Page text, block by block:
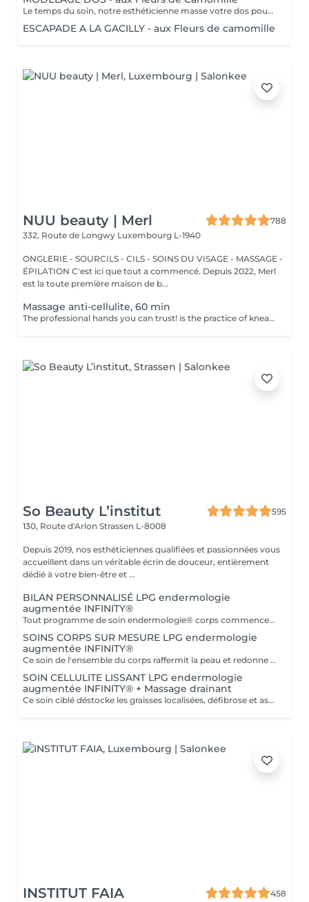
Le temps du soin, notre esthéticienne masse votre dos pour un confort sans précédent.
ESCAPADE A LA GACILLY - aux Fleurs de camomille
NUU beauty | Merl
788
332, Route de Longwy Luxembourg L-1940
ONGLERIE - SOURCILS - CILS - SOINS DU VISAGE - MASSAGE -
ÉPILATION C'est ici que tout a commencé. Depuis 2022, Merl
est la toute première maison de b...
Massage anti-cellulite, 60 min
The professional hands you can trust! is the practice of kneading or manipulating a person's muscles and other soft-tissue in order to reduce stress, reduce muscle pain, increase relaxation and improve the work of the immune system. Benefits of getting an anti-cellulite massage: - improves blood circulation - congestion in the skin goes away - metabolic processes in cells and tissues are activated - muscles and tissues are saturated with oxygen and minerals - skin becomes smooth and elastic How is massage anti-cellulite done? - back is massaged - arms are massaged - legs are massaged - belly is massaged Age restrictions: recommended to do from 16 years. Post procedure recommendations: do not do sport and any sharp movements for 2-3 hours after the procedure. Frequency: 2-3 times per week, 10 times in total. Repeat once in 3-6 months.
So Beauty L’institut
595
130, Route d'Arlon Strassen L-8008
Depuis 2019, nos esthéticiennes qualifiées et passionnées vous
accueillent dans un véritable écrin de douceur, entièrement
dédié à votre bien-être et ...
BILAN PERSONNALISÉ LPG endermologie
augmentée INFINITY®
Tout programme de soin endermologie® corps commence par un bilan ultra-précis, avec l'application professionnelle ENDERMOLINK. Il se déroule en trois étapes clés : 1. Décryptage de votre mode de vie. 2. Analyse de votre peau. 3. Création de votre programme sur-mesure.
SOINS CORPS SUR MESURE LPG endermologie
augmentée INFINITY®
Ce soin de l'ensemble du corps raffermit la peau et redonne du galbe aux courbes pour retrouver une silhouette resculptée et plus ferme tout en procurant un grand moment de bien-être. DESTOCKE les graisses Grâce à la nouvelle tête de traitement brevetée Alliance, endermologie® permet de cibler et d'affiner les zones rebelles à lexercice et à l'hygiène alimentaire (bras, dos, ventre, taille, cuisses..) tout en s'adaptant précisément aux besoins de chaque peau. LISSE la cellulite La cellulite, qui touche 90 % des femmes même les plus minces et les plus sportives, résulte à la fois dun stockage de graisses dans les adipocytes (cellules graisseuses) et dune rétention d'eau tout autour. RAFFERMIT la peau Variations de poids, grossesses, temps qui passe la peau perd progressivement de sa tonicité et de sa souplesse. Même si ce relâchement cutané concerne tout le corps, certaines zones y sont plus sensibles : intérieur des cuisses, ventre, bras, etc
SOIN CELLULITE LISSANT LPG endermologie
augmentée INFINITY® + Massage drainant
Ce soin ciblé déstocke les graisses localisées, défibrose et assouplit les tissus pour traiter efficacement la cellulite adipeuse et fibreuse tout en procurant un grand moment de bien-être. 40 minutes LPG + 10 minutes de massage drainant/amincissant sur l'avant des jambes.
INSTITUT FAIA
458